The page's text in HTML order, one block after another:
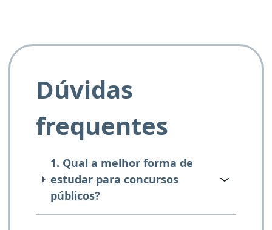
Dúvidas
frequentes
1. Qual a melhor forma de
estudar para concursos
públicos?